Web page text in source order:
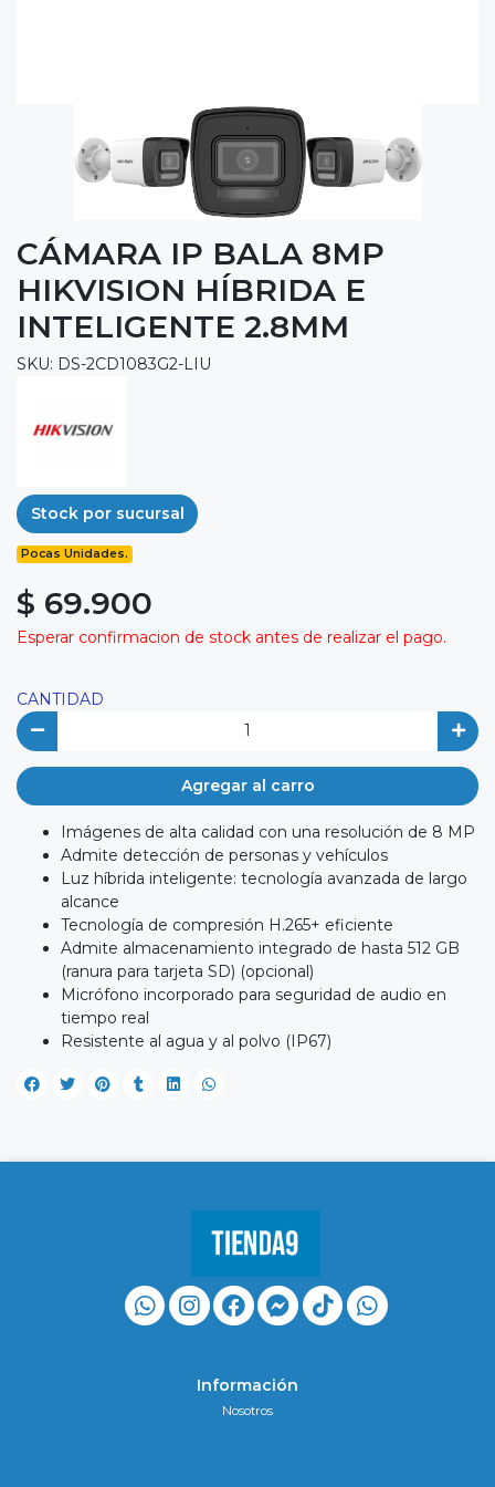
CÁMARA IP BALA 8MP
HIKVISION HÍBRIDA E
INTELIGENTE 2.8MM
SKU: DS-2CD1083G2-LIU
Stock por sucursal
Pocas Unidades.
$ 69.900
Esperar confirmacion de stock antes de realizar el pago.
CANTIDAD
Agregar al carro
Imágenes de alta calidad con una resolución de 8 MP
Admite detección de personas y vehículos
Luz híbrida inteligente: tecnología avanzada de largo
alcance
Tecnología de compresión H.265+ eficiente
Admite almacenamiento integrado de hasta 512 GB
(ranura para tarjeta SD) (opcional)
Micrófono incorporado para seguridad de audio en
tiempo real
Resistente al agua y al polvo (IP67)
Información
Nosotros